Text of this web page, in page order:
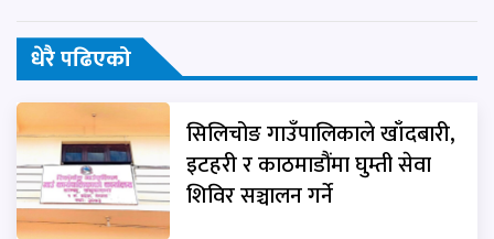
धेरै पढिएको
सिलिचोङ गाउँपालिकाले खाँदबारी,
इटहरी र काठमाडौंमा घुम्ती सेवा
शिविर सञ्चालन गर्ने